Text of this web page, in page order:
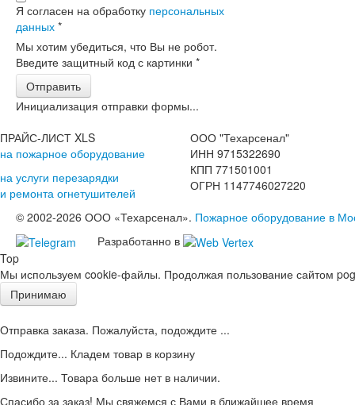
Я согласен на обработку персональных
данных *
Мы хотим убедиться, что Вы не робот.
Введите защитный код с картинки *
Отправить
Инициализация отправки формы...
ПРАЙС-ЛИСТ XLS
на пожарное оборудование
на услуги перезарядки
и ремонта огнетушителей
ООО "Техарсенал"
ИНН 9715322690
КПП 771501001
ОГРН 1147746027220
© 2002-2026 ООО «Техарсенал». Пожарное оборудование в
Разработанно в
Top
Мы используем cookie-файлы. Продолжая пользование сайтом
Принимаю
Отправка заказа. Пожалуйста, подождите ...
Подождите... Кладем товар в корзину
Извините... Товара больше нет в наличии.
Спасибо за заказ! Мы свяжемся с Вами в ближайшее время